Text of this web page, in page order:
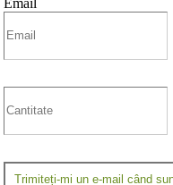
Trimiteți-mi un e-mail când